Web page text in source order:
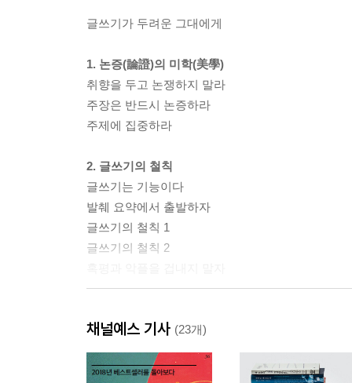
글쓰기가 두려운 그대에게
1. 논증(論證)의 미학(美學)
취향을 두고 논쟁하지 말라
주장은 반드시 논증하라
주제에 집중하라
2. 글쓰기의 철칙
글쓰기는 기능이다
발췌 요약에서 출발하자
글쓰기의 철칙 1
글쓰기의 철칙 2
독해력
모국어가 중요하다
번역서가 불편한 이유
채널예스 기사 (23개)